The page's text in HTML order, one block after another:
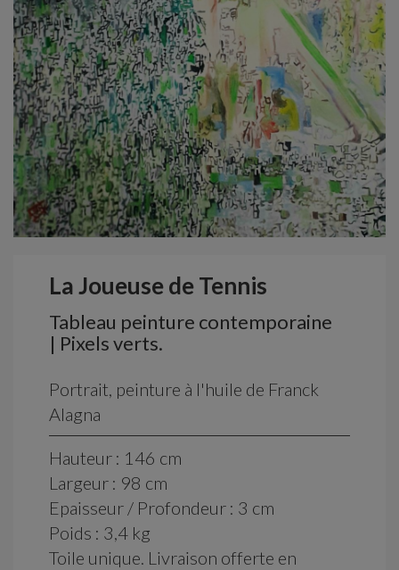
La Joueuse de Tennis
Tableau peinture contemporaine
| Pixels verts.
Portrait, peinture à l'huile de Franck
Alagna
Hauteur : 146 cm
Largeur : 98 cm
Epaisseur / Profondeur : 3 cm
Poids : 3,4 kg
Toile unique. Livraison offerte en